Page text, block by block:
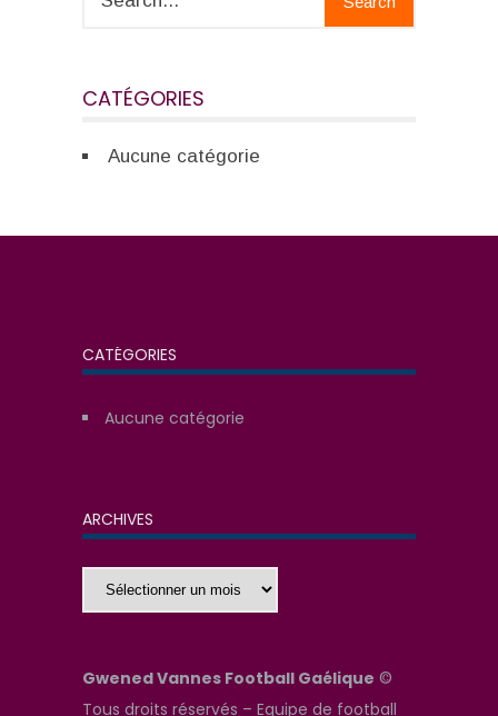
CATÉGORIES
Aucune catégorie
CATÉGORIES
Aucune catégorie
ARCHIVES
Archives
Gwened Vannes Football Gaélique ©
Tous droits réservés – Equipe de football